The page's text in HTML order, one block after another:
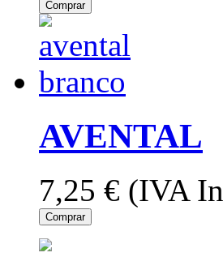
Comprar
AVENTAL
7,25 € (IVA
Comprar